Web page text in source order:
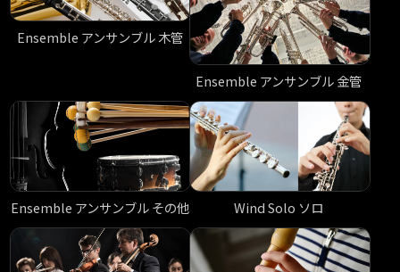
Ensemble アンサンブル 木管
Ensemble アンサンブル 金管
Ensemble アンサンブル その他 Wind Solo ソロ